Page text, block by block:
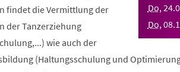
Do,24.
Do,08.
findet die Vermittlung der
der Tanzerziehung
wie auch der
(Haltungsschulung und